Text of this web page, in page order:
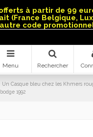
à partir de 99
(France Belgique,
autre code
Menu Rechercher
Un Casque bleu chez les Khmers
1992